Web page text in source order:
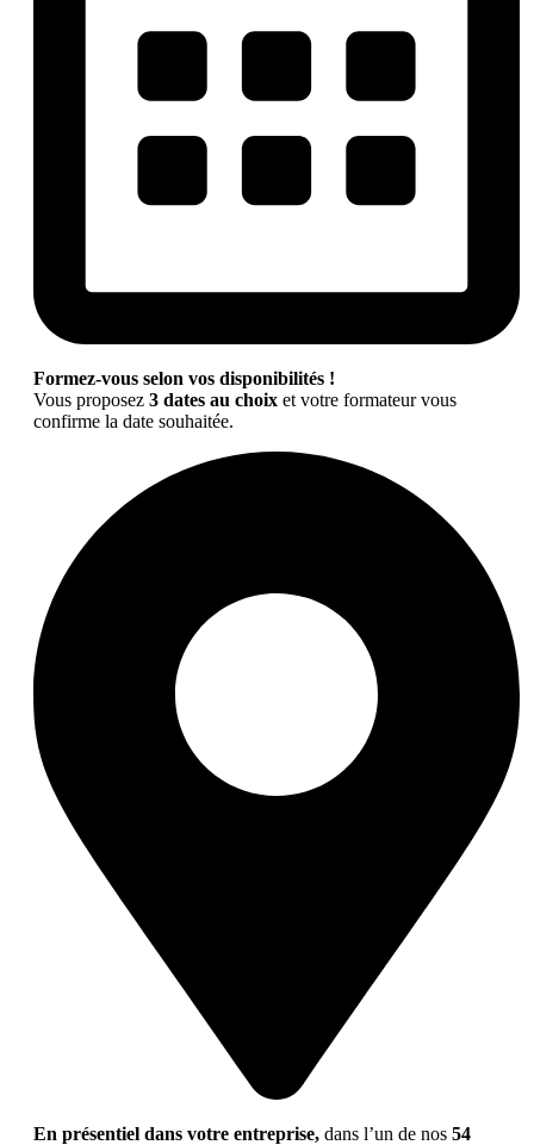
Formez-vous selon vos disponibilités !
Vous proposez 3 dates au choix et votre formateur vous
confirme la date souhaitée.
En présentiel dans votre entreprise, dans l’un de nos 54